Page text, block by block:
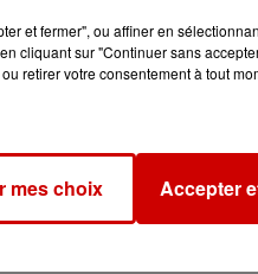
pauvres. En cours
proportions. C'est
de François Hollande
et fermer", ou affiner en
cliquant sur "Continuer sans
retirer votre consentement à tout
mes choix Accepter